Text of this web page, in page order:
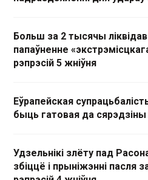
Больш за 2 тысячы
папаўненне
рэпрэсій 5 жніўня
Еўрапейская
быць гатовая да
Удзельнікі злёту пад
збіццё і прыніжэнні пасля